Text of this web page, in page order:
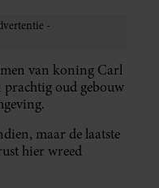
van koning Carl
oud gebouw
maar de laatste
hier wreed